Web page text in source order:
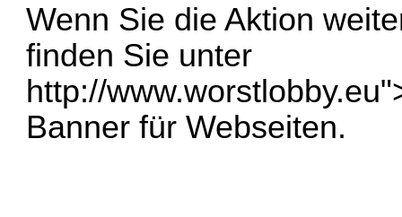
Wenn Sie die Aktion
finden Sie unter
http://www.worstlobby.eu
Banner für Webseiten.